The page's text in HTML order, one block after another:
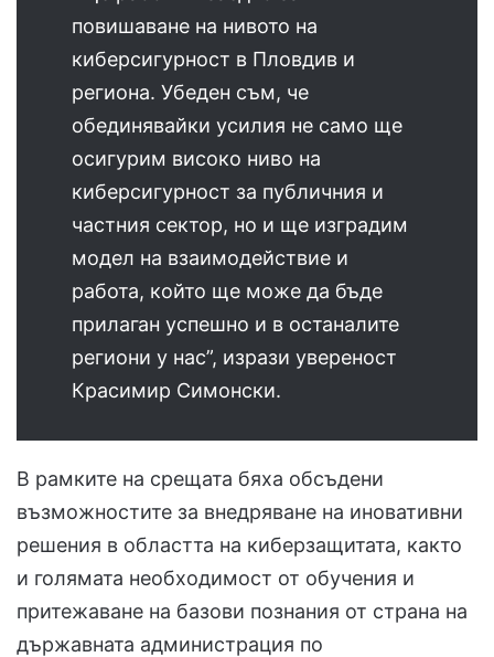
повишаване на нивото на
киберсигурност в Пловдив и
региона. Убеден съм, че
обединявайки усилия не само ще
осигурим високо ниво на
киберсигурност за публичния и
частния сектор, но и ще изградим
модел на взаимодействие и
работа, който ще може да бъде
прилаган успешно и в останалите
региони у нас”, изрази увереност
Красимир Симонски.
В рамките на срещата бяха обсъдени
възможностите за внедряване на иновативни
решения в областта на киберзащитата, както
и голямата необходимост от обучения и
притежаване на базови познания от страна на
държавната администрация по